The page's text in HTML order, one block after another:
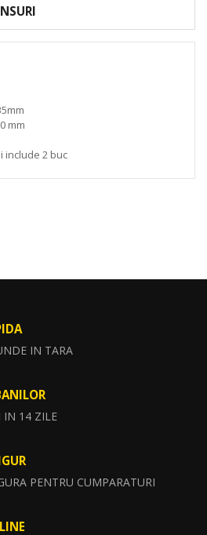
mm
include 2 buc
IN TARA
IN 14 ZILE
PENTRU CUMPARATURI